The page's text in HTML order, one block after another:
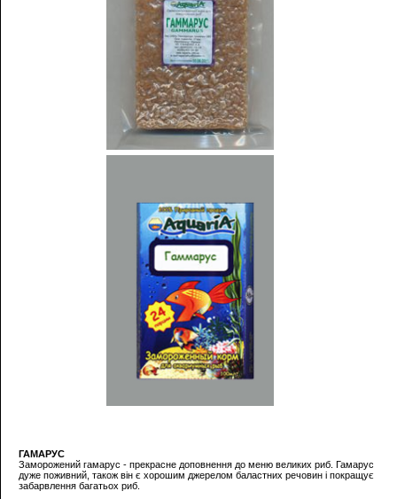
ГАМАРУС
Заморожений гамарус - прекрасне доповнення до меню великих риб. Гамарус
дуже поживний, також він є хорошим джерелом баластних речовин і покращує
забарвлення багатьох риб.